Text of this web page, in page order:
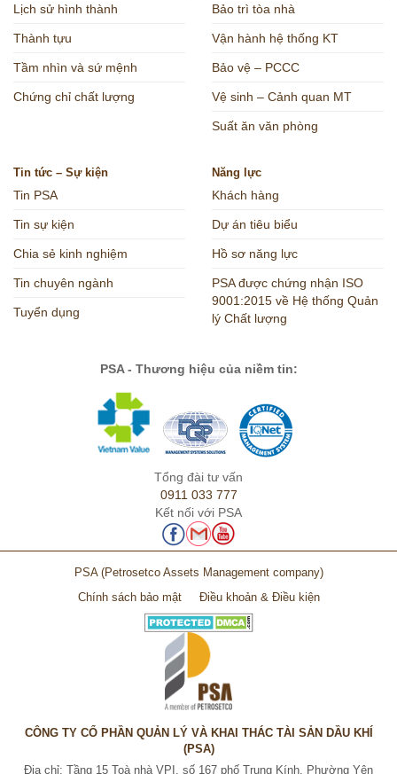
Lịch sử hình thành
Thành tựu
Tầm nhìn và sứ mệnh
Chứng chỉ chất lượng
Bảo trì tòa nhà
Vận hành hệ thống KT
Bảo vệ – PCCC
Vệ sinh – Cảnh quan MT
Suất ăn văn phòng
Tin tức – Sự kiện
Tin PSA
Tin sự kiện
Chia sẻ kinh nghiệm
Tin chuyên ngành
Tuyển dụng
Năng lực
Khách hàng
Dự án tiêu biểu
Hồ sơ năng lực
PSA được chứng nhận ISO
9001:2015 về Hệ thống Quản
lý Chất lượng
PSA - Thương hiệu của niềm tin:
Tổng đài tư vấn
0911 033 777
Kết nối với PSA
PSA (Petrosetco Assets Management company)
Chính sách bảo mật
Điều khoản & Điều kiện
CÔNG TY CỔ PHẦN QUẢN LÝ VÀ KHAI THÁC TÀI SẢN DẦU KHÍ
(PSA)
Địa chỉ: Tầng 15 Toà nhà VPI, số 167 phố Trung Kính, Phường Yên